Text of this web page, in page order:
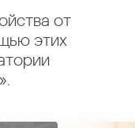
от
этих